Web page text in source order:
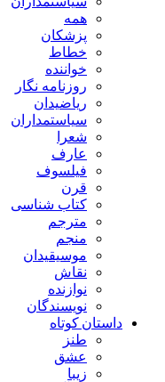
همه
پزشکان
خطاط
خواننده
روزنامه نگار
ریاضیدان
سیاستمداران
شعرا
عارف
فیلسوف
قرن
کتاب شناسی
مترجم
منجم
موسیقیدان
نقاش
نوازنده
نویسندگان
داستان کوتاه
طنز
عشق
زیبا